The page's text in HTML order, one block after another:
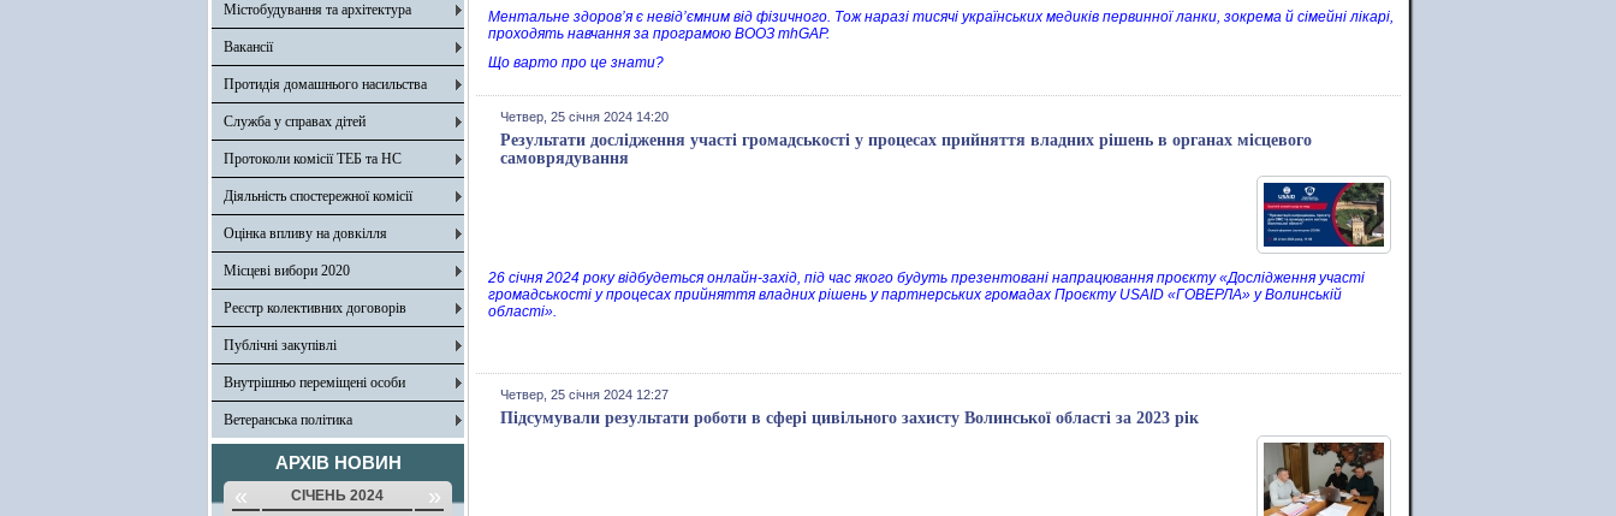
Містобудування та архітектура
Вакансії
Протидія домашнього насильства
Служба у справах дітей
Протоколи комісії ТЕБ та НС
Діяльність спостережної комісії
Оцінка впливу на довкілля
Місцеві вибори 2020
Реєстр колективних договорів
Публічні закупівлі
Внутрішньо переміщені особи
Ветеранська політика
АРХІВ НОВИН
« СІЧЕНЬ 2024 »
Ментальне здоров’я є невід’ємним від фізичного. Тож наразі тисячі українських медиків первинної ланки, зокрема й сімейні лікарі,
проходять навчання за програмою ВООЗ mhGAP.
Що варто про це знати?
Четвер, 25 січня 2024 14:20
Результати дослідження участі громадськості у процесах прийняття владних рішень в органах місцевого
самоврядування
26 січня 2024 року відбудеться онлайн-захід, під час якого будуть презентовані напрацювання проєкту «Дослідження участі
громадськості у процесах прийняття владних рішень у партнерських громадах Проєкту USAID «ГОВЕРЛА» у Волинській
області».
Четвер, 25 січня 2024 12:27
Підсумували результати роботи в сфері цивільного захисту Волинської області за 2023 рік